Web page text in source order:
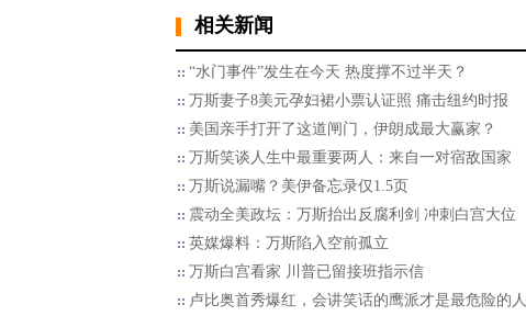
相关新闻
“水门事件”发生在今天 热度撑不过半天？
万斯妻子8美元孕妇裙小票认证照 痛击纽约时报
美国亲手打开了这道闸门，伊朗成最大赢家？
万斯笑谈人生中最重要两人：来自一对宿敌国家
万斯说漏嘴？美伊备忘录仅1.5页
震动全美政坛：万斯抬出反腐利剑 冲刺白宫大位
英媒爆料：万斯陷入空前孤立
万斯白宫看家 川普已留接班指示信
卢比奥首秀爆红，会讲笑话的鹰派才是最危险的人